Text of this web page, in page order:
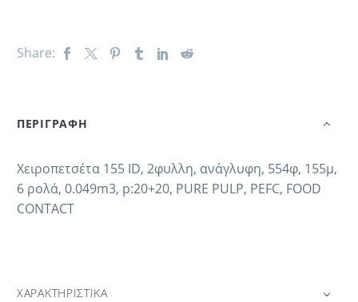
Share:
ΠΕΡΙΓΡΑΦΗ
Χειροπετσέτα 155 ID, 2φυλλη, ανάγλυφη, 554φ, 155μ,
6 ρολά, 0.049m3, p:20+20, PURE PULP, PEFC, FOOD
CONTACT
ΧΑΡΑΚΤΗΡΙΣΤΙΚΑ